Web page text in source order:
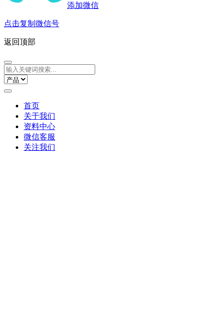
添加微信
点击复制微信号
返回顶部
首页
关于我们
资料中心
微信客服
关注我们